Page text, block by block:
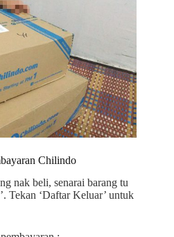
Chilindo
nak beli, senarai barang tu
Tekan ‘Daftar Keluar’ untuk